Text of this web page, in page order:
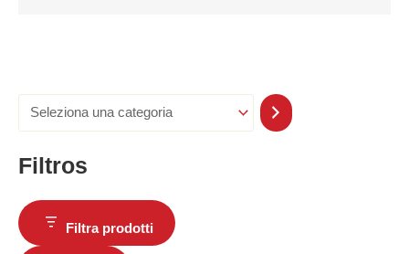
Filtros
Filtra prodotti